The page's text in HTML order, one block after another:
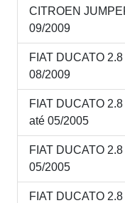
CITROEN
09/2009
FIAT DUCATO
08/2009
FIAT DUCATO
até 05/2005
FIAT DUCATO
05/2005
FIAT DUCATO